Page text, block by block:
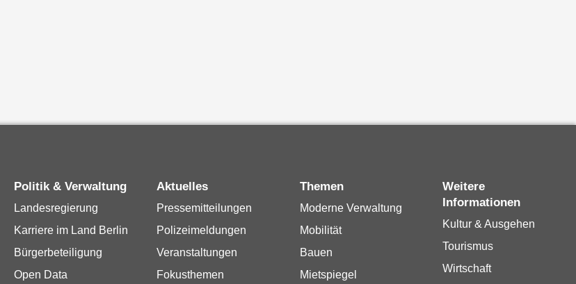
Politik & Verwaltung
Landesregierung
Karriere im Land Berlin
Bürgerbeteiligung
Open Data
Aktuelles
Pressemitteilungen
Polizeimeldungen
Veranstaltungen
Fokusthemen
Themen
Moderne Verwaltung
Mobilität
Bauen
Mietspiegel
Weitere
Informationen
Kultur & Ausgehen
Tourismus
Wirtschaft